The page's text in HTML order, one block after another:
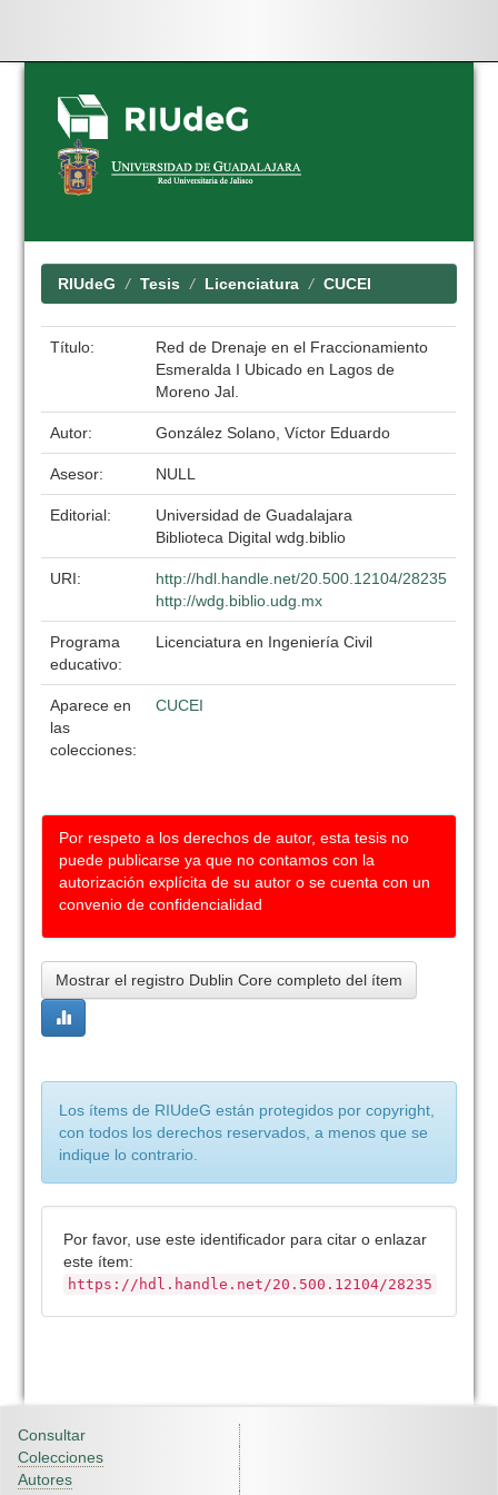
Skip
navigation
RIUdeG Tesis Licenciatura CUCEI
Título:
Red de Drenaje en el Fraccionamiento
Esmeralda I Ubicado en Lagos de
Moreno Jal.
Autor: González Solano, Víctor Eduardo
Asesor: NULL
Editorial:
Universidad de Guadalajara
Biblioteca Digital wdg.biblio
URI:
http://hdl.handle.net/20.500.12104/28235
http://wdg.biblio.udg.mx
Programa
educativo:
Licenciatura en Ingeniería Civil
Aparece en
las
colecciones:
CUCEI
Por respeto a los derechos de autor, esta tesis no
puede publicarse ya que no contamos con la
autorización explícita de su autor o se cuenta con un
convenio de confidencialidad
Mostrar el registro Dublin Core completo del ítem
Los ítems de RIUdeG están protegidos por copyright,
con todos los derechos reservados, a menos que se
indique lo contrario.
Por favor, use este identificador para citar o enlazar
este ítem:
https://hdl.handle.net/20.500.12104/28235
Consultar
Colecciones
Autores